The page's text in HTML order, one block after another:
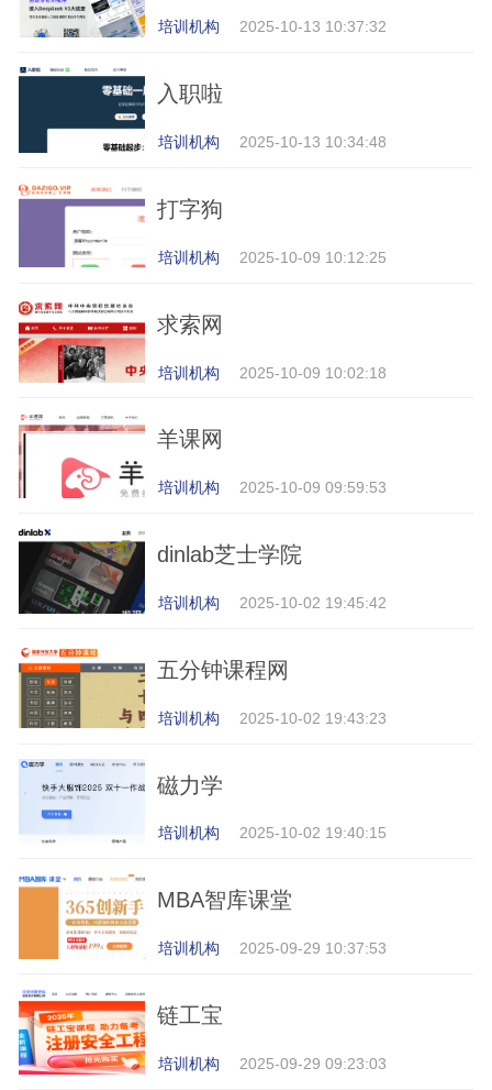
培训机构 2025-10-13 10:37:32
入职啦
培训机构 2025-10-13 10:34:48
打字狗
培训机构 2025-10-09 10:12:25
求索网
培训机构 2025-10-09 10:02:18
羊课网
培训机构 2025-10-09 09:59:53
dinlab芝士学院
培训机构 2025-10-02 19:45:42
五分钟课程网
培训机构 2025-10-02 19:43:23
磁力学
培训机构 2025-10-02 19:40:15
MBA智库课堂
培训机构 2025-09-29 10:37:53
链工宝
培训机构 2025-09-29 09:23:03